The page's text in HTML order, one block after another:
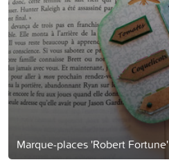
Marque-places 'Robert Fortune'